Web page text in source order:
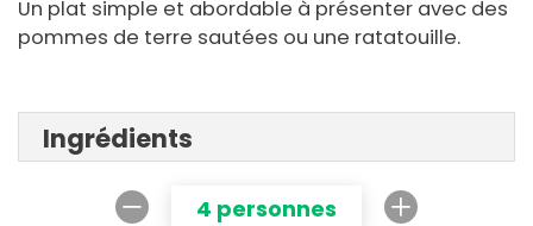
Un plat simple et abordable à présenter avec des
pommes de terre sautées ou une ratatouille.
Ingrédients
4 personnes